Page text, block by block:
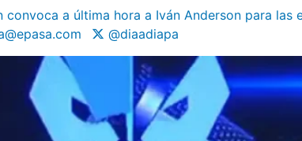
convoca a última hora a Iván Anderson para
@diaadiapa